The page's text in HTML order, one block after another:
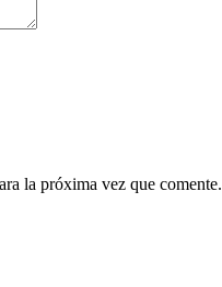
la próxima vez que comente.